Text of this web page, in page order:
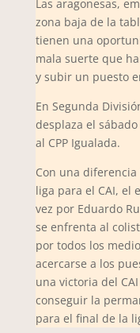
Las aragonesas,
zona baja de la
tienen una
mala suerte que
y subir un puesto
En Segunda
desplaza el
al CPP Igualada.
Con una
liga para el CAI, el
vez por Eduardo
se enfrenta al
por todos los
acercarse a los
una victoria del
conseguir la
para el final de la